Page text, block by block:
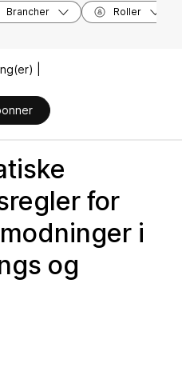
Brancher Roller
|
for
i
og